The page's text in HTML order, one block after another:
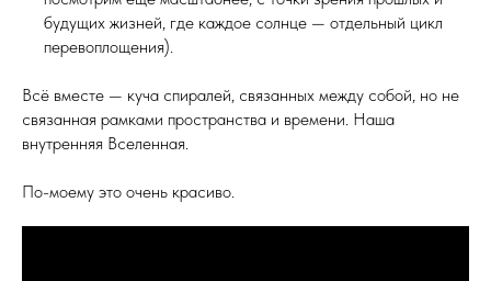
будущих жизней, где каждое солнце — отдельный цикл
перевоплощения).
Всё вместе — куча спиралей, связанных между собой, но не
связанная рамками пространства и времени. Наша
внутренняя Вселенная.
По-моему это очень красиво.